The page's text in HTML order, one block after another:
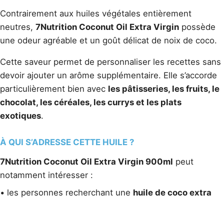
Contrairement aux huiles végétales entièrement
neutres, 7Nutrition Coconut Oil Extra Virgin possède
une odeur agréable et un goût délicat de noix de coco.
Cette saveur permet de personnaliser les recettes sans
devoir ajouter un arôme supplémentaire. Elle s’accorde
particulièrement bien avec les pâtisseries, les fruits, le
chocolat, les céréales, les currys et les plats
exotiques.
À QUI S’ADRESSE CETTE HUILE ?
7Nutrition Coconut Oil Extra Virgin 900ml peut
notamment intéresser :
• les personnes recherchant une huile de coco extra